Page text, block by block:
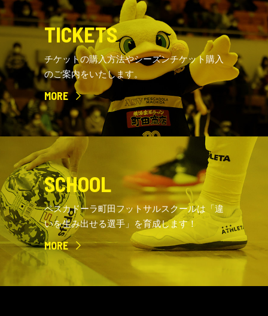
TICKETS
チケットの購入方法やシーズンチケット購入
のご案内をいたします。
MORE
SCHOOL
ペスカドーラ町田フットサルスクールは「違
いを生み出せる選手」を育成します！
MORE